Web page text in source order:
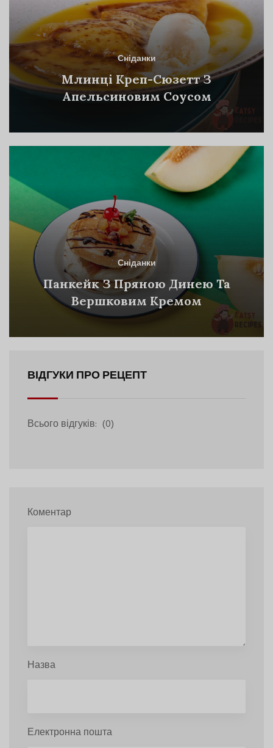
Сніданки
Млинці Креп-Сюзетт З
Апельсиновим Соусом
Сніданки
Панкейк З Пряною Динею Та
Вершковим Кремом
ВІДГУКИ ПРО РЕЦЕПТ
Всього відгуків: (0)
Коментар
Назва
Електронна пошта